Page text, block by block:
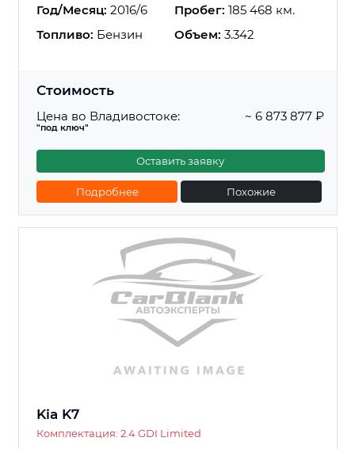
Год/Месяц: 2016/6 Пробег: 185 468 км.
Топливо: Бензин Объем: 3.342
Стоимость
Цена во Владивостоке:
"под ключ"
~ 6 873 877 ₽
Оставить заявку
Подробнее Похожие
Kia K7
Комплектация: 2.4 GDI Limited